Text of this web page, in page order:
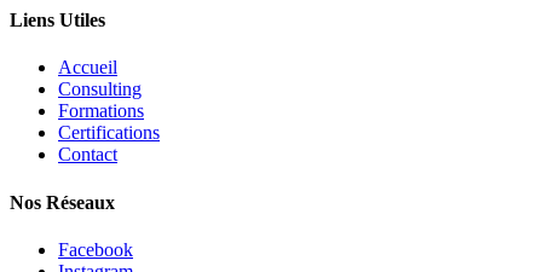
Liens Utiles
Accueil
Consulting
Formations
Certifications
Contact
Nos Réseaux
Facebook